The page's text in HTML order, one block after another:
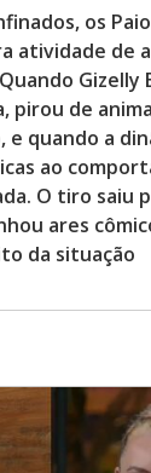
os
atividade de
Gizelly
pirou de
e quando a
ao
O tiro saiu
ares
da situação